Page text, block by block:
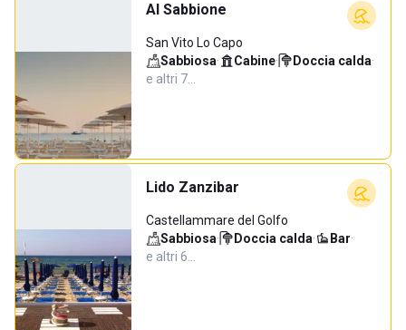
Al Sabbione
San Vito Lo Capo
Sabbiosa· Cabine· Doccia calda·
e altri 7…
Lido Zanzibar
Castellammare del Golfo
Sabbiosa· Doccia calda· Bar·
e altri 6…